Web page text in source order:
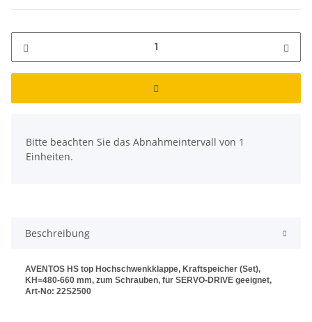
Bitte beachten Sie das Abnahmeintervall von 1
Einheiten.
Beschreibung
AVENTOS HS top Hochschwenkklappe, Kraftspeicher (Set),
KH=480-660 mm, zum Schrauben, für SERVO-DRIVE geeignet,
Art-No: 22S2500